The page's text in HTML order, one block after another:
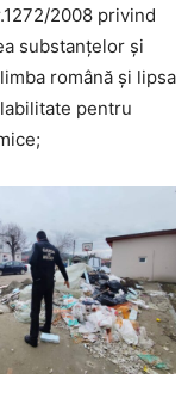
2008 privind
substanțelor și
română și lipsa
pentru